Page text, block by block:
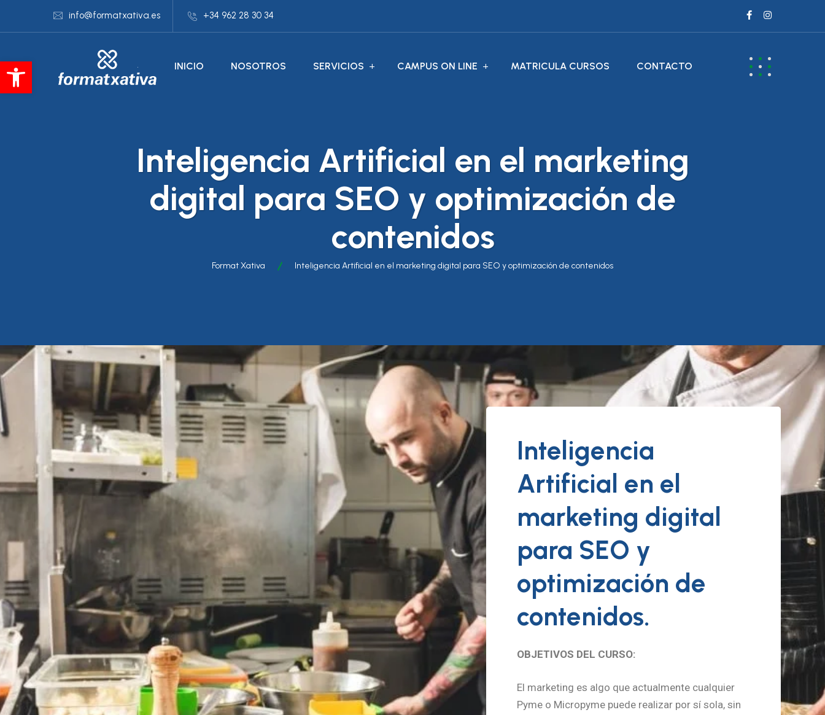
Abrir barra de herramientas
info@formatxativa.es +34 962 28 30 34
INICIO NOSOTROS SERVICIOS CAMPUS ON LINE MATRICULA CURSOS CONTACTO
Inteligencia Artificial en el marketing
digital para SEO y optimización de
contenidos
Format Xativa Inteligencia Artificial en el marketing digital para SEO y optimización de contenidos
Inteligencia
Artificial en el
marketing digital
para SEO y
optimización de
contenidos.
OBJETIVOS DEL CURSO:
El marketing es algo que actualmente cualquier
Pyme o Micropyme puede realizar por sí sola, sin